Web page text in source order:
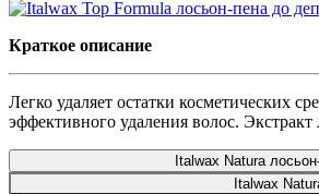
Краткое описание
Легко удаляет остатки косметических
эффективного удаления волос. Экстракт
Italwax Natura
Italwax